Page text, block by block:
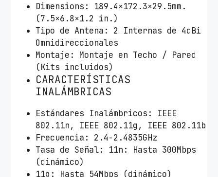
Dimensions: 189.4×172.3×29.5mm.
(7.5×6.8×1.2 in.)
Tipo de Antena: 2 Internas de 4dBi
Omnidireccionales
Montaje: Montaje en Techo / Pared
(Kits incluidos)
CARACTERÍSTICAS
INALÁMBRICAS
Estándares Inalámbricos: IEEE
802.11n, IEEE 802.11g, IEEE 802.11b
Frecuencia: 2.4-2.4835GHz
Tasa de Señal: 11n: Hasta 300Mbps
(dinámico)
11g: Hasta 54Mbps (dinámico)